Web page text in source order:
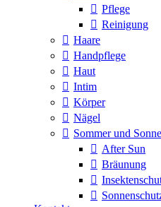
Pflege
Reinigung
Haare
Handpflege
Haut
Intim
Körper
Nägel
Sommer und Sonne
After Sun
Bräunung